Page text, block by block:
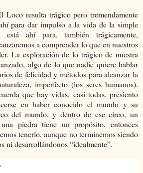
Loco resulta trágico pero tremendamente
para dar impulso a la vida de la simple
está ahí para, también trágicamente,
a comprender lo que en nuestros
La exploración de lo trágico de nuestra
algo de lo que nadie quiere hablar
de felicidad y métodos para alcanzar la
imperfecto (los seres humanos).
que hay vidas, casi todas, presiento
en haber conocido el mundo y su
del mundo, y dentro de ese circo, un
piedra tiene un propósito, entonces
tenerlo, aunque no terminemos siendo
ni desarrollándonos “idealmente”.